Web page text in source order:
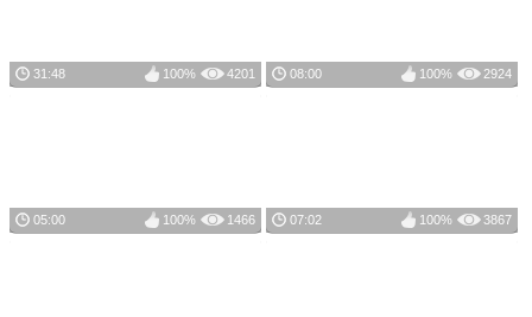
31:48 4201
100% 08:00 2924
100%
05:00 1466
100% 07:02 3867
100%